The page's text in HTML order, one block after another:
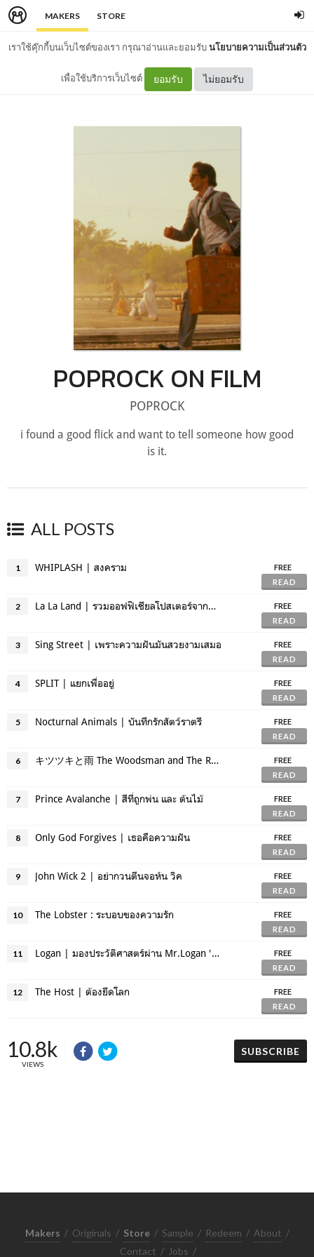
MAKERS STORE
เราใช้คุ๊กกี้บนเว็บไซต์ของเรา กรุณาอ่านและยอมรับนโยบายความเป็นส่วนตัว
เพื่อใช้บริการเว็บไซต์ ยอมรับ ไม่ยอมรับ
POPROCK ON FILM
POPROCK
i found a good flick and want to tell someone how good
is it.
ALL POSTS
1 WHIPLASH | สงคราม
FREE
READ
2 La La Land | รวมออฟฟิเชียลโปสเตอร์จากประเทศต่างๆ
FREE
READ
3 Sing Street | เพราะความฝันมันสวยงามเสมอ
FREE
READ
4 SPLIT | แยกเพื่ออยู่
FREE
READ
5 Nocturnal Animals | บันทึกรักสัตว์ราตรี
FREE
READ
6 キツツキと雨 The Woodsman and The Rain | ช่างไม้, สายฝน
FREE
READ
7 Prince Avalanche | สีที่ถูกพ่น และ ต้นไม้
FREE
READ
8 Only God Forgives | เธอคือความฝัน
FREE
READ
9 John Wick 2 | อย่ากวนตีนจอห์น วิค
FREE
READ
10 The Lobster : ระบอบของความรัก
FREE
READ
11 Logan | มองประวัติศาสตร์ผ่าน Mr.Logan 'The' Wolverine
FREE
READ
12 The Host | ต้องยึดโลก
FREE
READ
10.8k
VIEWS
SUBSCRIBE
Makers / Originals / Store / Sample / Redeem / About /
Contact / Jobs /